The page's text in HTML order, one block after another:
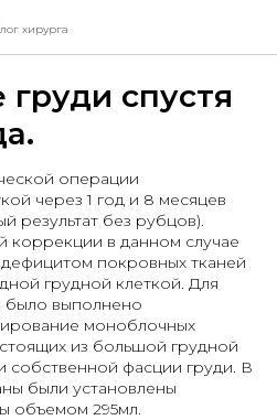
хирурга
спустя
операции
через 1 год и 8 месяцев
результат без рубцов).
коррекции в данном случае
покровных тканей
грудной клеткой. Для
было выполнено
моноблочных
из большой грудной
фасции груди. В
были установлены
объемом 295мл.